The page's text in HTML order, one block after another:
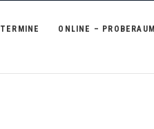
TERMINE ONLINE – PROBERAUM